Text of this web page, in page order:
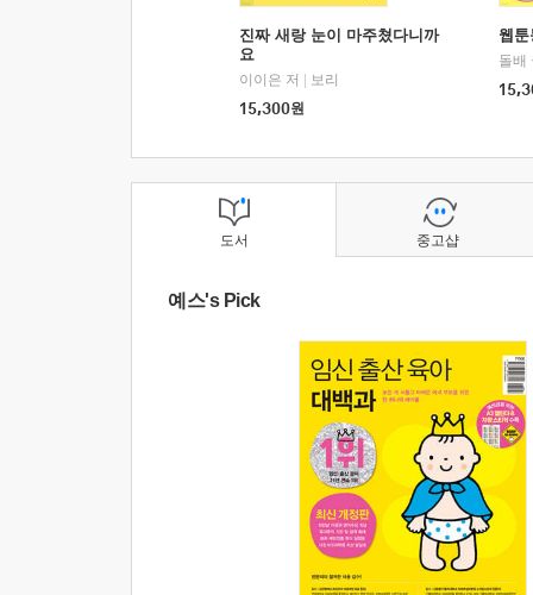
진짜 새랑 눈이 마주쳤다니까
요
이이은 저
보리
15,300원
웹
돌배
도서
예스's Pick
중고샵